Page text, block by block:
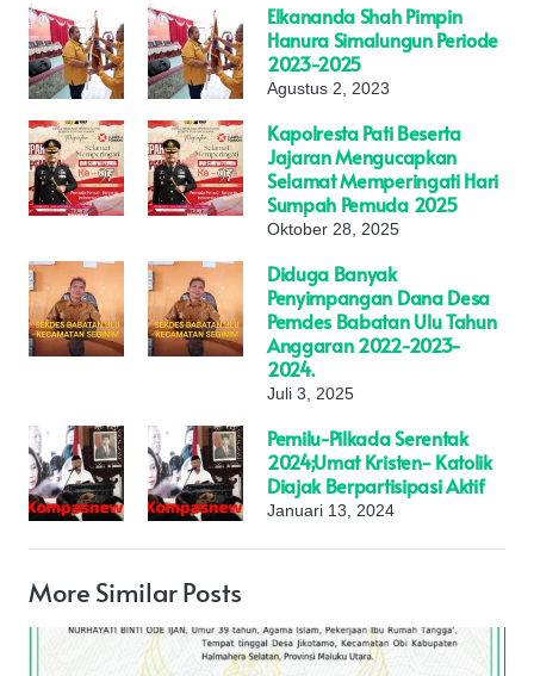
Elkananda Shah Pimpin
Hanura Simalungun Periode
2023-2025
Agustus 2, 2023
Kapolresta Pati Beserta
Jajaran Mengucapkan
Selamat Memperingati Hari
Sumpah Pemuda 2025
Oktober 28, 2025
Diduga Banyak
Penyimpangan Dana Desa
Pemdes Babatan Ulu Tahun
Anggaran 2022-2023-
2024.
Juli 3, 2025
Pemilu-Pilkada Serentak
2024;Umat Kristen- Katolik
Diajak Berpartisipasi Aktif
Januari 13, 2024
More Similar Posts